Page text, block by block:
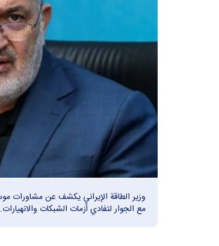
مع الجوار لتفادي أزمات الشبكات والانهيارات.